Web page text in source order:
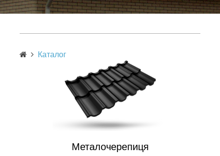
Каталог
Металочерепиця